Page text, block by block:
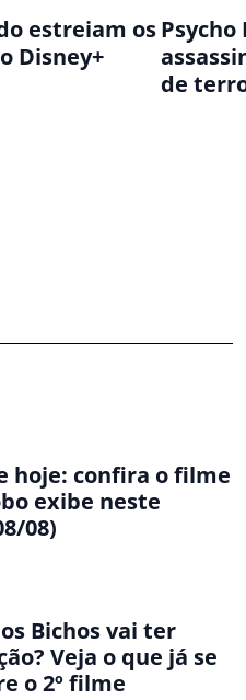
estreiam os
Disney+
de
hoje: confira o filme
exibe neste
08)
Bichos vai ter
Veja o que já se
o 2º filme